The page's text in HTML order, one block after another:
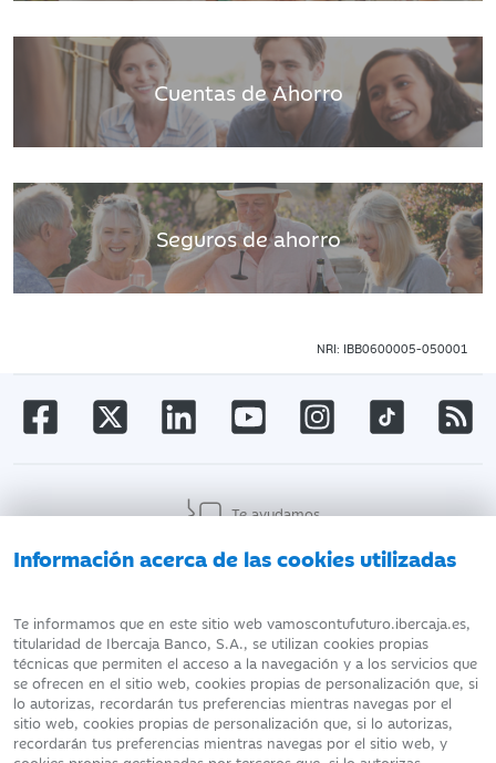
Información acerca de las cookies utilizadas
Te informamos que en este sitio web vamoscontufuturo.ibercaja.es,
titularidad de Ibercaja Banco, S.A., se utilizan cookies propias
técnicas que permiten el acceso a la navegación y a los servicios que
se ofrecen en el sitio web, cookies propias de personalización que, si
lo autorizas, recordarán tus preferencias mientras navegas por el
sitio web, cookies propias de personalización que, si lo autorizas,
recordarán tus preferencias mientras navegas por el sitio web, y
Cuentas de Ahorro
Seguros de ahorro
NRI: IBB0600005-050001
Te ayudamos
DATOS PERSONALES POLÍTICA DE COOKIES